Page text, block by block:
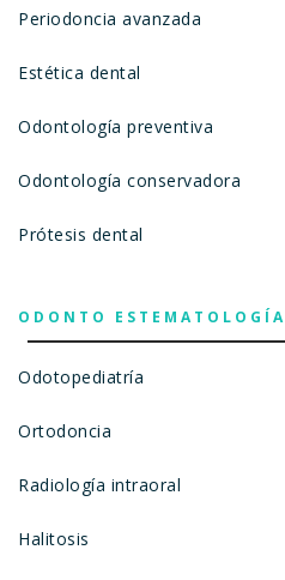
Periodoncia avanzada
Estética dental
Odontología preventiva
Odontología conservadora
Prótesis dental
ODONTO ESTEMATOLOGÍA
Odotopediatría
Ortodoncia
Radiología intraoral
Halitosis